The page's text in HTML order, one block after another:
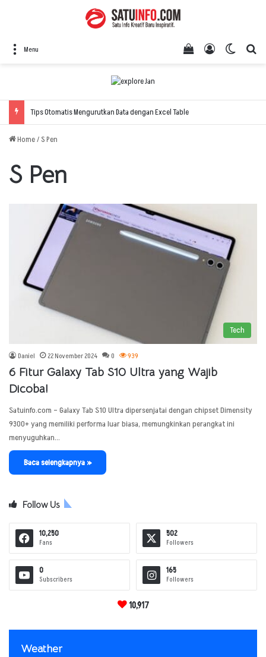
Menu Switch
Log In
View your
Tips Otomatis Mengurutkan Data dengan Excel Table
Home/ S Pen
S Pen
Tech
Daniel 22 November 2024 0 939
6 Fitur Galaxy Tab S10 Ultra yang Wajib
Dicoba!
Satuinfo.com – Galaxy Tab S10 Ultra dipersenjatai dengan chipset Dimensity
9300+ yang memiliki performa luar biasa, memungkinkan perangkat ini
menyuguhkan…
Baca selengkapnya »
Follow Us
10,250
Fans
502
Followers
0
Subscribers
165
Followers
10,917
Weather